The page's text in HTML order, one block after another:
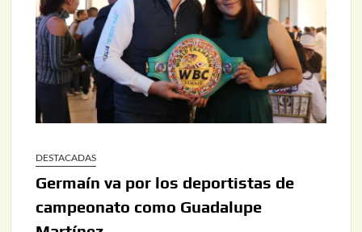
DESTACADAS
Germaín va por los deportistas de
campeonato como Guadalupe